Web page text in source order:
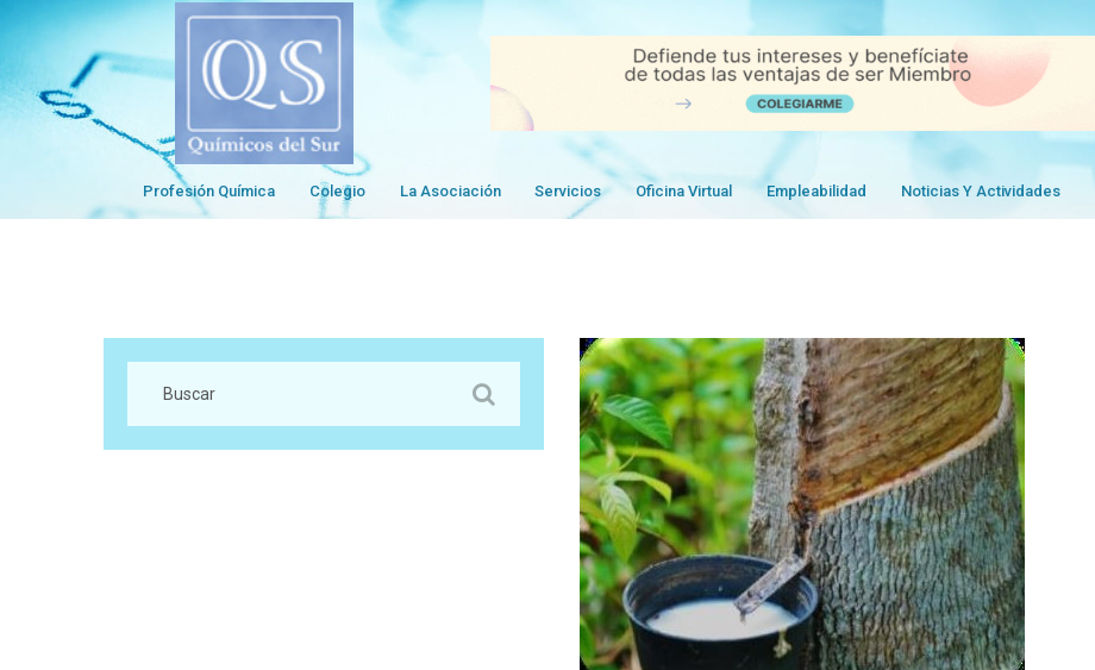
Profesión Química Colegio La Asociación Servicios Oficina Virtual Empleabilidad Noticias Y Actividades